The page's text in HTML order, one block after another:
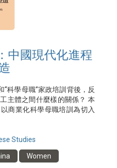
中國現代化進程
“科學母職”家政培訓背後，反
主體之間什麼樣的關係？ 本
商業化科學母職培訓為切入
塑造農村打工女性的現代化
Studies
Women